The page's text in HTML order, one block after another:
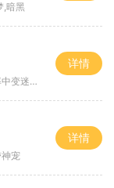
,暗黑
失单职
详情
宠
详情